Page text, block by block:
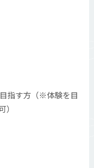
指す方（※体験を目